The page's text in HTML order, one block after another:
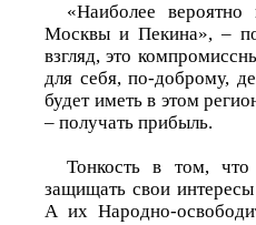
«Наиболее
Москвы и Пекина», –
взгляд, это
для себя, по-доброму,
будет иметь в этом
– получать прибыль.
Тонкость в том,
защищать свои
А их Народно-